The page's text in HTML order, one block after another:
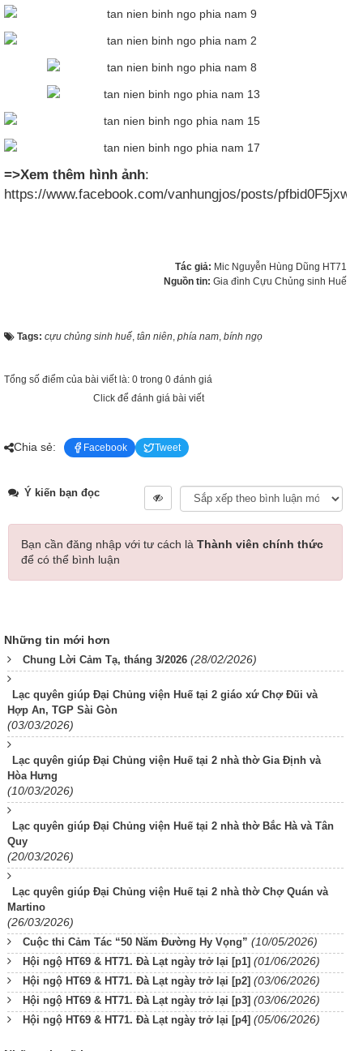
=>Xem thêm hình ảnh:
https://www.facebook.com/vanhungjos/posts/
Tác giả: Mic Nguyễn Hùng Dũng HT71
Nguồn tin: Gia đình Cựu Chủng sinh Huế
Tags: cựu chủng sinh huế tân niên phía nam bính ngọ
Tổng số điểm của bài viết là: 0 trong 0 đánh giá
Click để đánh giá bài viết
Chia sẻ: Facebook Tweet
Ý kiến bạn đọc
Bạn cần đăng nhập với tư cách là Thành viên chính thức
để có thể bình luận
Những tin mới hơn
Chung Lời Cảm Tạ, tháng 3/2026 (28/02/2026)
Lạc quyên giúp Đại Chủng viện Huế tại 2 giáo xứ Chợ Đũi và
Hợp An, TGP Sài Gòn
(03/03/2026)
Lạc quyên giúp Đại Chủng viện Huế tại 2 nhà thờ Gia Định và
Hòa Hưng
(10/03/2026)
Lạc quyên giúp Đại Chủng viện Huế tại 2 nhà thờ Bắc Hà và Tân
Quy
(20/03/2026)
Lạc quyên giúp Đại Chủng viện Huế tại 2 nhà thờ Chợ Quán và
Martino
(26/03/2026)
Cuộc thi Cảm Tác “50 Năm Đường Hy Vọng” (10/05/2026)
Hội ngộ HT69 & HT71. Đà Lạt ngày trở lại [p1] (01/06/2026)
Hội ngộ HT69 & HT71. Đà Lạt ngày trở lại [p2] (03/06/2026)
Hội ngộ HT69 & HT71. Đà Lạt ngày trở lại [p3] (03/06/2026)
Hội ngộ HT69 & HT71. Đà Lạt ngày trở lại [p4] (05/06/2026)